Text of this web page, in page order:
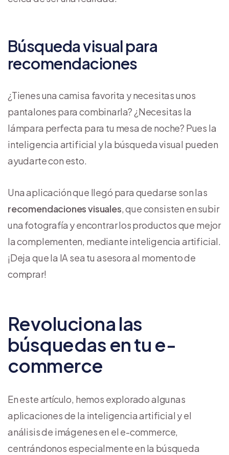
Búsqueda visual para
recomendaciones
¿Tienes una camisa favorita y necesitas unos
pantalones para combinarla? ¿Necesitas la
lámpara perfecta para tu mesa de noche? Pues la
inteligencia artificial y la búsqueda visual pueden
ayudarte con esto.
Una aplicación que llegó para quedarse son las
recomendaciones visuales, que consisten en subir
una fotografía y encontrar los productos que mejor
la complementen, mediante inteligencia artificial.
¡Deja que la IA sea tu asesora al momento de
comprar!
Revoluciona las
búsquedas en tu e-
commerce
En este artículo, hemos explorado algunas
aplicaciones de la inteligencia artificial y el
análisis de imágenes en el e-commerce,
centrándonos especialmente en la búsqueda